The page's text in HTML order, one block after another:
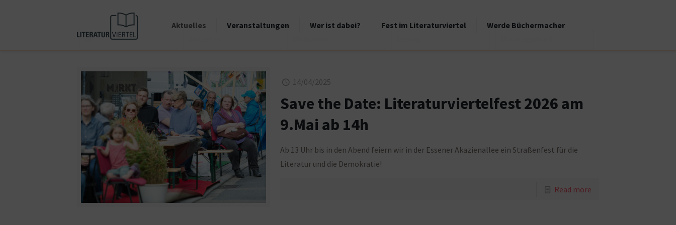
Aktuelles Veranstaltungen Wer ist dabei? Fest im Literaturviertel
Werde Büchermacher
All
14/04/2025
Save the Date: Literaturviertelfest 2026 am
9.Mai ab 14h
Ab 13 Uhr bis in den Abend feiern wir in der Essener Akazienallee ein Straßenfest für die
Literatur und die Demokratie!
Read more